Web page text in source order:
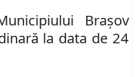
Brașov
la data de 24